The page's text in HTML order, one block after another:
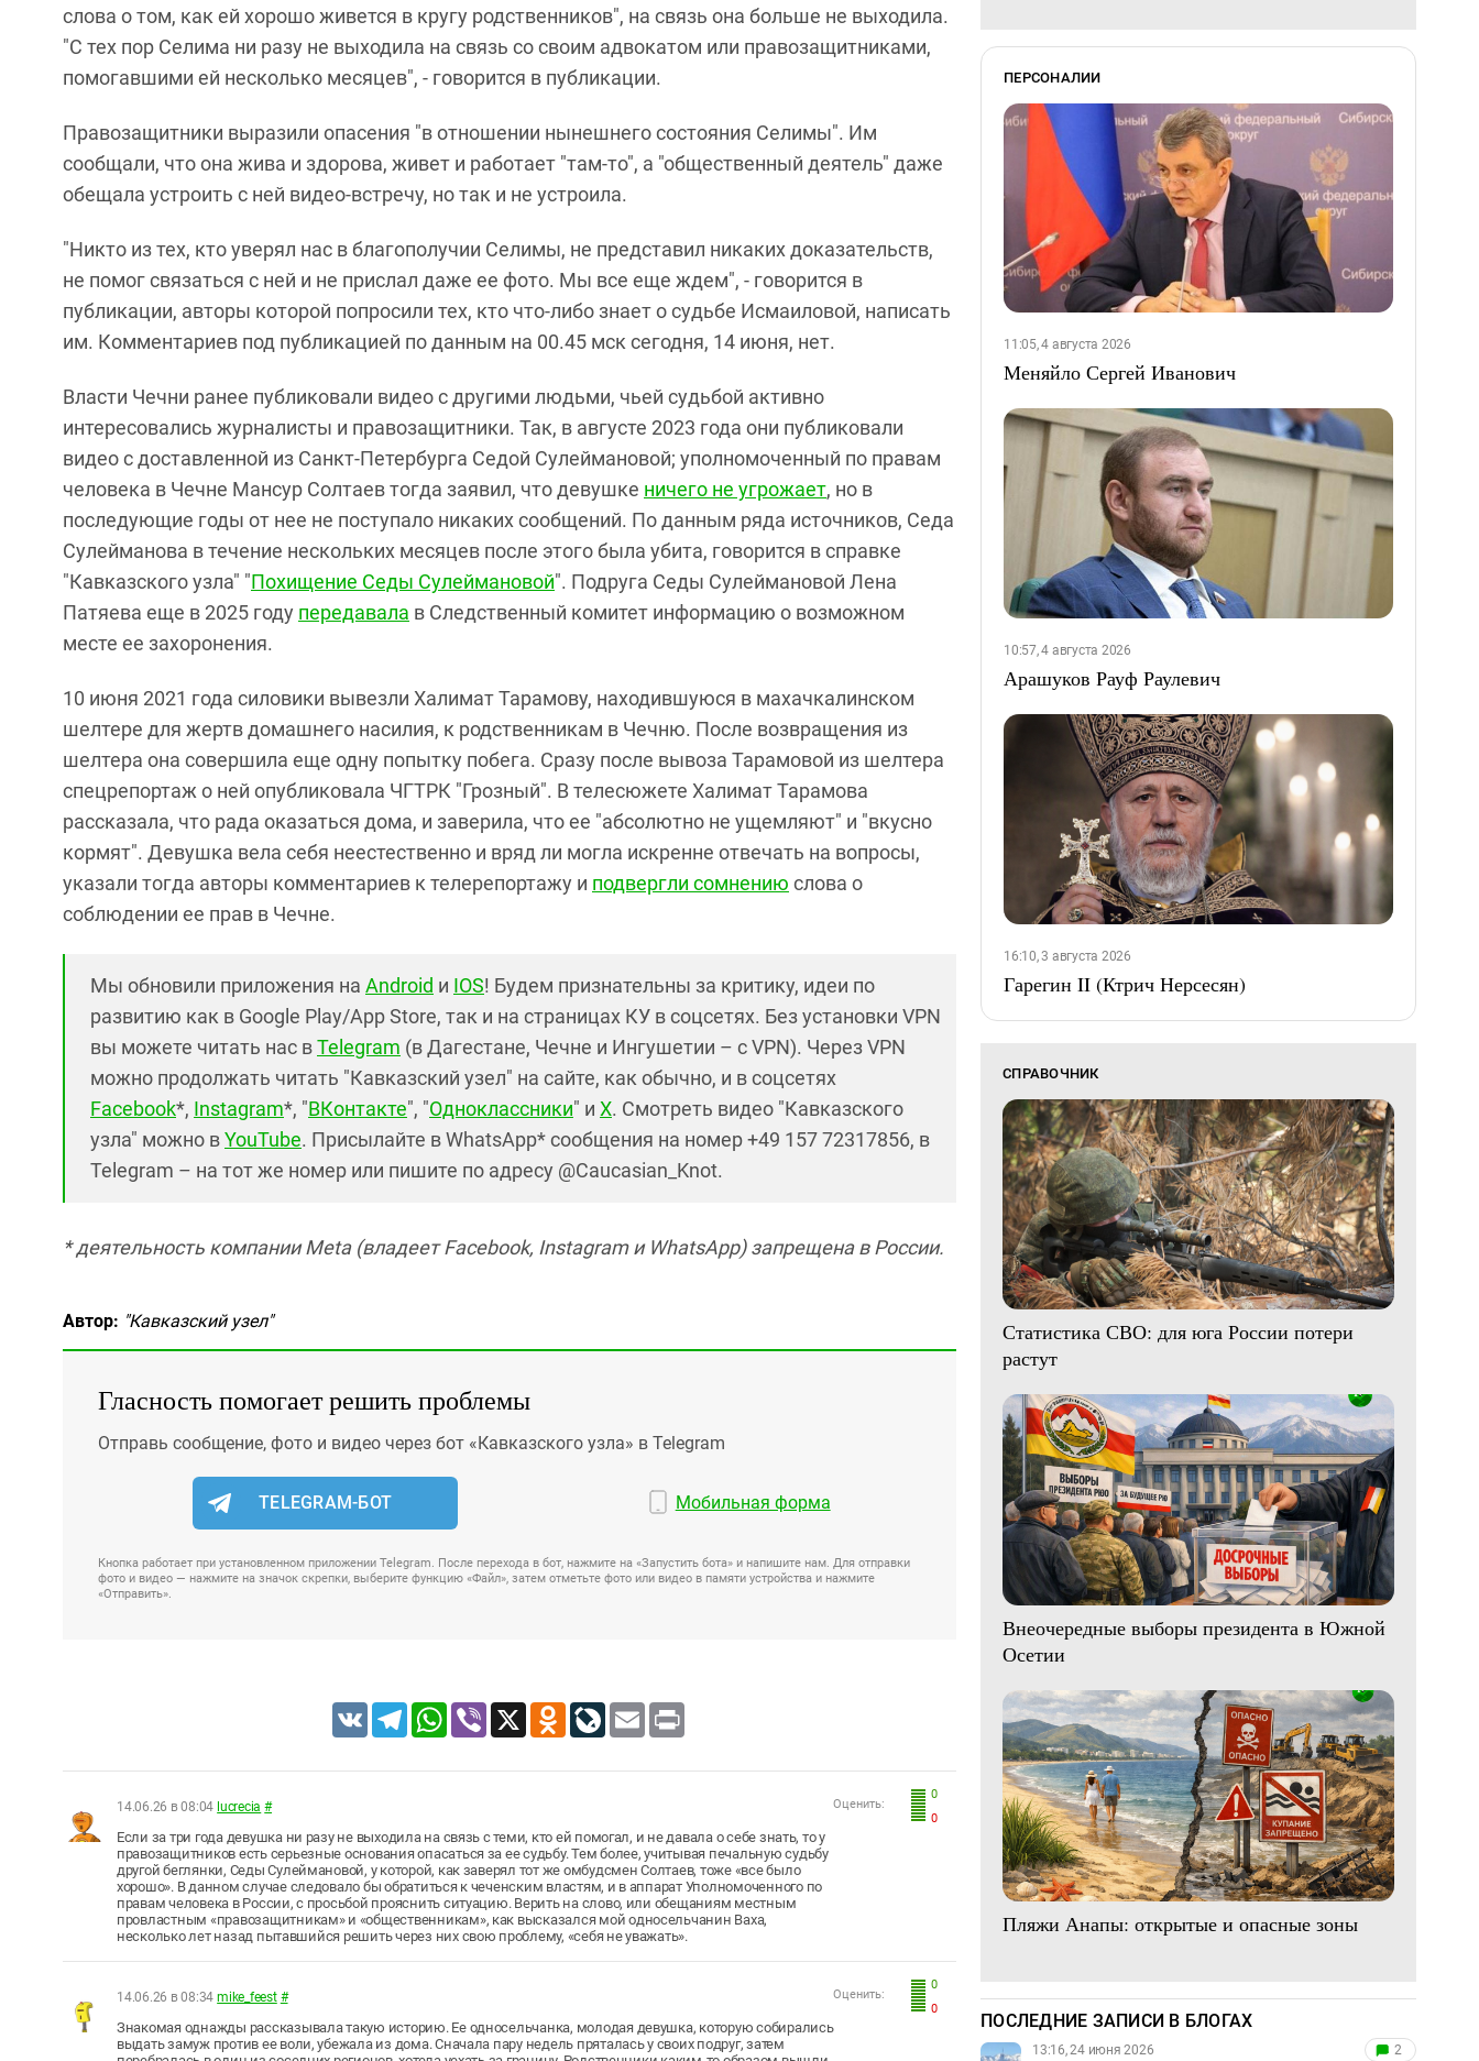
слова о том, как ей хорошо живется в кругу родственников", на связь она больше не выходила.
"С тех пор Селима ни разу не выходила на связь со своим адвокатом или правозащитниками,
помогавшими ей несколько месяцев", - говорится в публикации.
Правозащитники выразили опасения "в отношении нынешнего состояния Селимы". Им
сообщали, что она жива и здорова, живет и работает "там-то", а "общественный деятель" даже
обещала устроить с ней видео-встречу, но так и не устроила.
"Никто из тех, кто уверял нас в благополучии Селимы, не представил никаких доказательств,
не помог связаться с ней и не прислал даже ее фото. Мы все еще ждем", - говорится в
публикации, авторы которой попросили тех, кто что-либо знает о судьбе Исмаиловой, написать
им. Комментариев под публикацией по данным на 00.45 мск сегодня, 14 июня, нет.
Власти Чечни ранее публиковали видео с другими людьми, чьей судьбой активно
интересовались журналисты и правозащитники. Так, в августе 2023 года они публиковали
видео с доставленной из Санкт-Петербурга Седой Сулеймановой; уполномоченный по правам
человека в Чечне Мансур Солтаев тогда заявил, что девушке ничего не угрожает, но в
последующие годы от нее не поступало никаких сообщений. По данным ряда источников, Седа
Сулейманова в течение нескольких месяцев после этого была убита, говорится в справке
"Кавказского узла" "Похищение Седы Сулеймановой". Подруга Седы Сулеймановой Лена
Патяева еще в 2025 году передавала в Следственный комитет информацию о возможном
месте ее захоронения.
10 июня 2021 года силовики вывезли Халимат Тарамову, находившуюся в махачкалинском
шелтере для жертв домашнего насилия, к родственникам в Чечню. После возвращения из
шелтера она совершила еще одну попытку побега. Сразу после вывоза Тарамовой из шелтера
спецрепортаж о ней опубликовала ЧГТРК "Грозный". В телесюжете Халимат Тарамова
рассказала, что рада оказаться дома, и заверила, что ее "абсолютно не ущемляют" и "вкусно
кормят". Девушка вела себя неестественно и вряд ли могла искренне отвечать на вопросы,
указали тогда авторы комментариев к телерепортажу и подвергли сомнению слова о
соблюдении ее прав в Чечне.
Мы обновили приложения на Android и IOS! Будем признательны за критику, идеи по
развитию как в Google Play/App Store, так и на страницах КУ в соцсетях. Без установки VPN
вы можете читать нас вTelegram (в Дагестане, Чечне и Ингушетии – с VPN). Через VPN
можно продолжать читать "Кавказский узел" на сайте, как обычно, и в соцсетях
Facebook*, Instagram*, "ВКонтакте", "Одноклассники" и X. Смотреть видео "Кавказского
узла" можно вYouTube. Присылайте в WhatsApp* сообщения на номер +49 157 72317856, в
Telegram – на тот же номер или пишите по адресу @Caucasian_Knot.
* деятельность компании Meta (владеет Facebook, Instagram и WhatsApp) запрещена в России.
Автор: "Кавказский узел"
Гласность помогает решить проблемы
Отправь сообщение, фото и видео через бот «Кавказского узла» в Telegram
TELEGRAM-БОТ Мобильная форма
Кнопка работает при установленном приложении Telegram. После перехода в бот, нажмите на «Запустить бота» и напишите нам. Для отправки
фото и видео — нажмите на значок скрепки, выберите функцию «Файл», затем отметьте фото или видео в памяти устройства и нажмите
«Отправить».
VK TelegramWhatsApp
Viber X Odnoklassniki
LiveJournal
Email
0
0
Оценить:
14.06.26 в 08:04 lucrecia #
Если за три года девушка ни разу не выходила на связь с теми, кто ей помогал, и не давала о себе знать, то у
правозащитников есть серьезные основания опасаться за ее судьбу. Тем более, учитывая печальную судьбу
другой беглянки, Седы Сулеймановой, у которой, как заверял тот же омбудсмен Солтаев, тоже «все было
хорошо». В данном случае следовало бы обратиться к чеченским властям, и в аппарат Уполномоченного по
правам человека в России, с просьбой прояснить ситуацию. Верить на слово, или обещаниям местным
провластным «правозащитникам» и «общественникам», как высказался мой односельчанин Ваха,
несколько лет назад пытавшийся решить через них свою проблему, «себя не уважать».
0
0
Оценить:
14.06.26 в 08:34 mike_feest #
Знакомая однажды рассказывала такую историю. Ее односельчанка, молодая девушка, которую собирались
выдать замуж против ее воли, убежала из дома. Сначала пару недель пряталась у своих подруг, затем
ПЕРСОНАЛИИ
11:05, 4 августа 2026
Меняйло Сергей Иванович
10:57, 4 августа 2026
Арашуков Рауф Раулевич
16:10, 3 августа 2026
Гарегин II (Ктрич Нерсесян)
СПРАВОЧНИК
Статистика СВО: для юга России потери
растут
Внеочередные выборы президента в Южной
Осетии
Пляжи Анапы: открытые и опасные зоны
ПОСЛЕДНИЕ ЗАПИСИ В БЛОГАХ
13:16, 24 июня 2026 2